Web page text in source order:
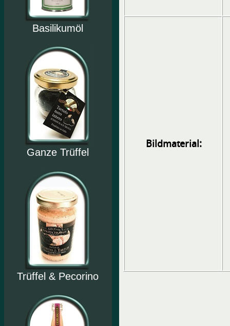
Basilikumöl
Ganze Trüffel
Trüffel & Pecorino
Bildmaterial: